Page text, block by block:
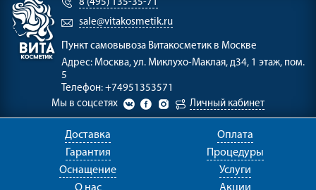
8 (495) 135-35-71
sale@vitakosmetik.ru
Пункт самовывоза Витакосметик в Москве
Адрес: Москва, ул. Миклухо-Маклая, д34, 1 этаж, пом.
5
Телефон: +74951353571
Мы в соцсетях
Личный кабинет
Доставка
Оплата
Гарантия
Процедуры
Оснащение
Услуги